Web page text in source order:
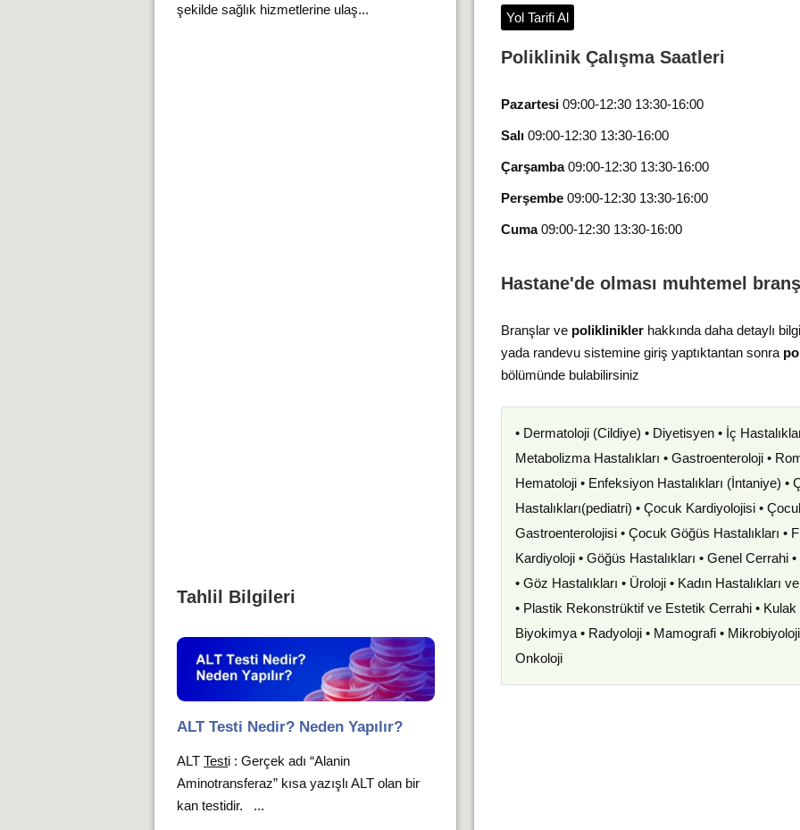
Yol Tarifi Al
Poliklinik Çalışma Saatleri
Pazartesi09:00-12:30 13:30-16:00
Salı09:00-12:30 13:30-16:00
Çarşamba09:00-12:30 13:30-16:00
Perşembe09:00-12:30 13:30-16:00
Cuma09:00-12:30 13:30-16:00
Hastane'de olması muhtemel
Branşlar ve polikliniklerhakkında daha detaylı
yada randevu sistemine giriş yaptıktantan sonra
bölümünde bulabilirsiniz
• Dermatoloji (Cildiye) • Diyetisyen • İç
Metabolizma Hastalıkları • Gastroenteroloji •
Hematoloji • Enfeksiyon Hastalıkları (İntaniye) •
Hastalıkları(pediatri) • Çocuk Kardiyolojisi •
Gastroenterolojisi • Çocuk Göğüs Hastalıkları •
Kardiyoloji • Göğüs Hastalıkları • Genel Cerrahi
• Göz Hastalıkları • Üroloji • Kadın Hastalıkları
• Plastik Rekonstrüktif ve Estetik Cerrahi • Kulak
Biyokimya • Radyoloji • Mamografi •
Onkoloji
şekilde sağlık hizmetlerine ulaş...
Tahlil Bilgileri
ALT Testi Nedir? Neden Yapılır?
ALTTesti : Gerçek adı “Alanin
Aminotransferaz” kısa yazışlı ALT olan bir
kan testidir. ...